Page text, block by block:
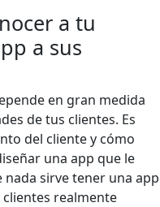
a tu
a sus
en gran medida
de tus clientes. Es
del cliente y cómo
una app que le
nada sirve tener una app
realmente